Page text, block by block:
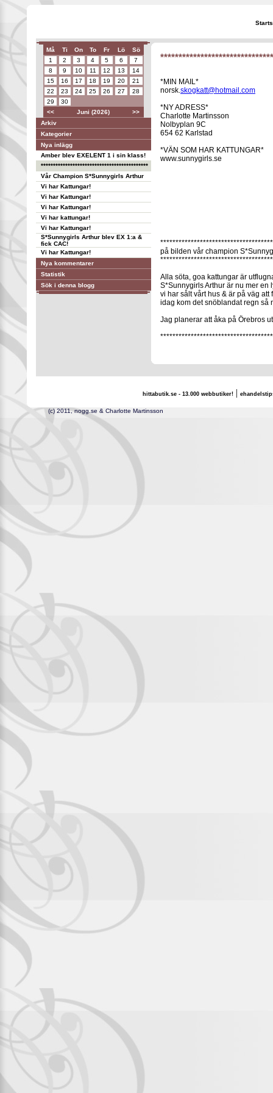
Må Ti On To Fr Lö
Sö
1
2 3 4 5 6
7
8
9 10 11 12 13
14
15
16 17 18 19 20
21
22
23 24 25 26 27
28
29
30
<<
Juni (2026)
>>
Arkiv
Kategorier
Nya inlägg
Amber blev EXELENT 1 i sin klass!
********************************************
Vår Champion S*Sunnygirls Arthur
Vi har Kattungar!
Vi har Kattungar!
Vi har Kattungar!
Vi har kattungar!
Vi har Kattungar!
S*Sunnygirls Arthur blev EX 1:a &
fick CAC!
Vi har Kattungar!
Nya kommentarer
Statistik
Sök i denna blogg
*MIN MAIL*
norsk.skogkatt@hotmail.com
*NY ADRESS*
Charlotte Martinsson
Nolbyplan 9C
654 62 Karlstad
*VÄN SOM HAR KATTUNGAR*
www.sunnygirls.se
på bilden vår champion
Alla söta, goa kattungar är
S*Sunnygirls Arthur är nu mer en
vi har sålt vårt hus & är på väg att
idag kom det snöblandat regn så
Jag planerar att åka på Örebros
hittabutik.se - 13.000 webbutiker!|
(c) 2011, nogg.se & Charlotte Martinsson